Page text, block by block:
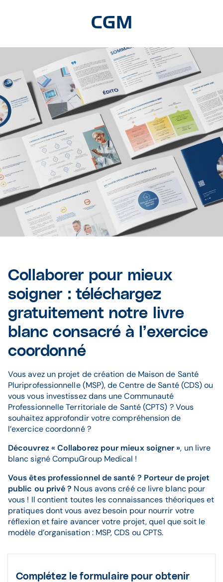
Collaborer pour mieux
soigner : téléchargez
gratuitement notre livre
blanc consacré à l’exercice
coordonné
Vous avez un projet de création de Maison de Santé
Pluriprofessionnelle (MSP), de Centre de Santé (CDS) ou
vous vous investissez dans une Communauté
Professionnelle Territoriale de Santé (CPTS) ? Vous
souhaitez approfondir votre compréhension de
l’exercice coordonné ?
Découvrez « Collaborez pour mieux soigner », un livre
blanc signé CompuGroup Medical !
Vous êtes professionnel de santé ? Porteur de projet
public ou privé ? Nous avons créé ce livre blanc pour
vous ! Il contient toutes les connaissances théoriques et
pratiques dont vous avez besoin pour nourrir votre
réflexion et faire avancer votre projet, quel que soit le
modèle d’organisation : MSP, CDS ou CPTS.
Complétez le formulaire pour obtenir